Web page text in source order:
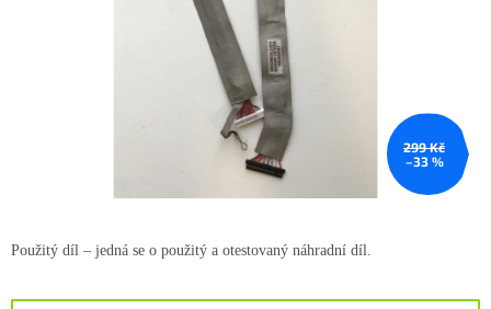
299 Kč
–33 %
Použitý díl – jedná se o použitý a otestovaný náhradní díl.